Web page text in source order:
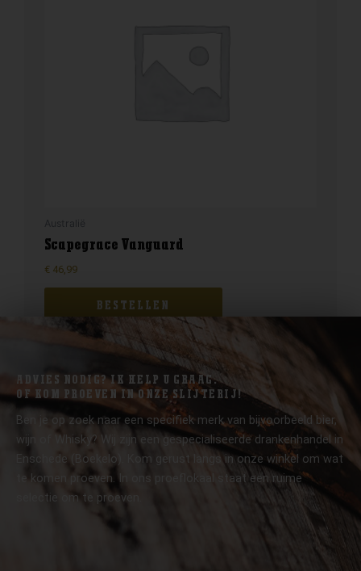
Scapegrace Vanguard
€ 46,99
BESTELLEN
ADVIES NODIG? IK HELP U GRAAG.
OF KOM PROEVEN IN ONZE SLIJTERIJ!
Ben je op zoek naar een specifiek merk van bijvoorbeeld bier,
wijn of Whisky? Wij zijn een gespecialiseerde drankenhandel in
Enschede (Boekelo). Kom gerust langs in onze winkel om wat
te komen proeven. In ons proeflokaal staat een ruime
selectie om te proeven.